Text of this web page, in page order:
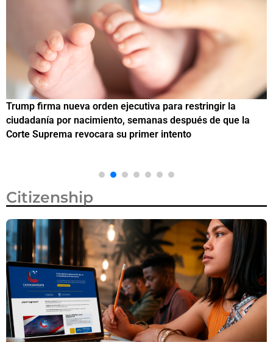
Trump firma nueva orden ejecutiva para restringir la
ciudadanía por nacimiento, semanas después de que la
Corte Suprema revocara su primer intento
Citizenship